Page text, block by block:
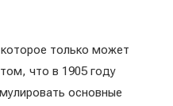
только может
что в 1905 году
основные